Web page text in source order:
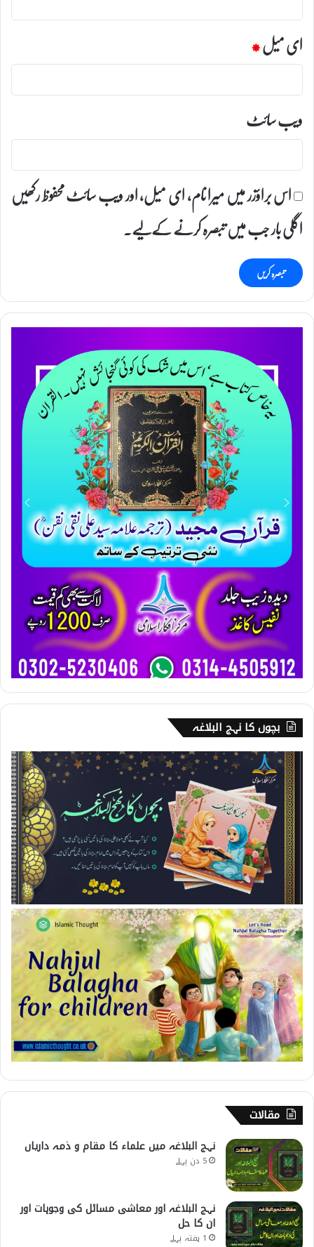
ای میل*
ویب‌ سائٹ
اس براؤزر میں میرا نام، ای میل، اور ویب سائٹ محفوظ رکھیں
اگلی بار جب میں تبصرہ کرنے کےلیے۔
بچوں کا نہج البلاغہ
مقالات
نہج البلاغہ میں علماء کا مقام و ذمہ داریاں
5 دن پہلے
نہج البلاغہ اور معاشی مسائل کی وجوہات اور
ان کا حل
1 ہفتہ پہلے